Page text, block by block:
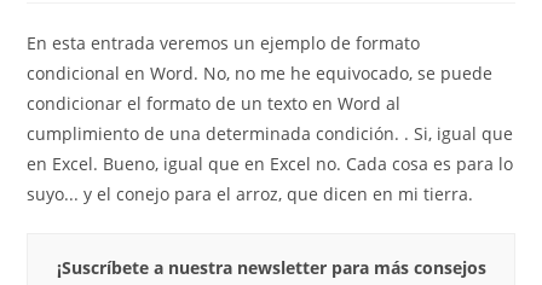
entrada:
En esta entrada veremos un ejemplo de formato
condicional en Word. No, no me he equivocado, se puede
condicionar el formato de un texto en Word al
cumplimiento de una determinada condición. . Si, igual que
en Excel. Bueno, igual que en Excel no. Cada cosa es para lo
suyo... y el conejo para el arroz, que dicen en mi tierra.
¡Suscríbete a nuestra newsletter para más consejos